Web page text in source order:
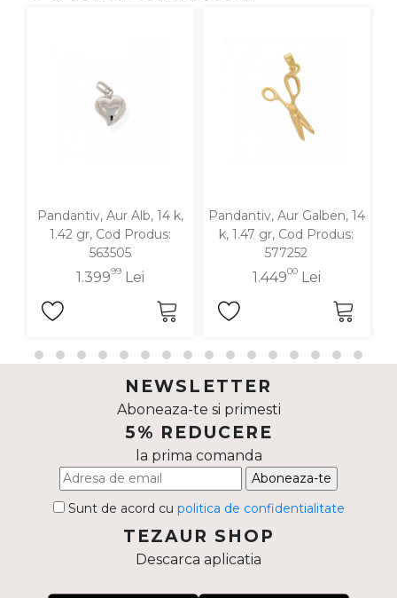
Pandantiv, Aur Alb, 14 k,
1.42 gr, Cod Produs:
563505
1.39999Lei
Pandantiv, Aur Galben, 14
k, 1.47 gr, Cod Produs:
577252
1.44900Lei
NEWSLETTER
Aboneaza-te si primesti
5% REDUCERE
la prima comanda
Aboneaza-te
Sunt de acord cu politica de confidentialitate
TEZAUR SHOP
Descarca aplicatia